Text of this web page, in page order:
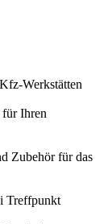
Werkstätten
für Ihren
Zubehör für das
Treffpunkt